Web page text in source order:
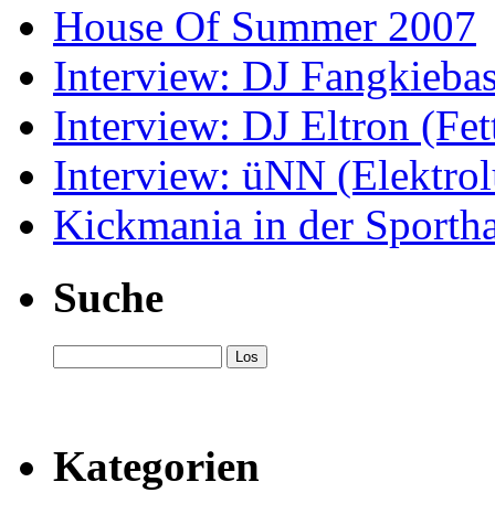
House Of Summer 2007
Interview: DJ
Interview: DJ Eltron
Interview: üNN
Kickmania in der
Suche
Kategorien